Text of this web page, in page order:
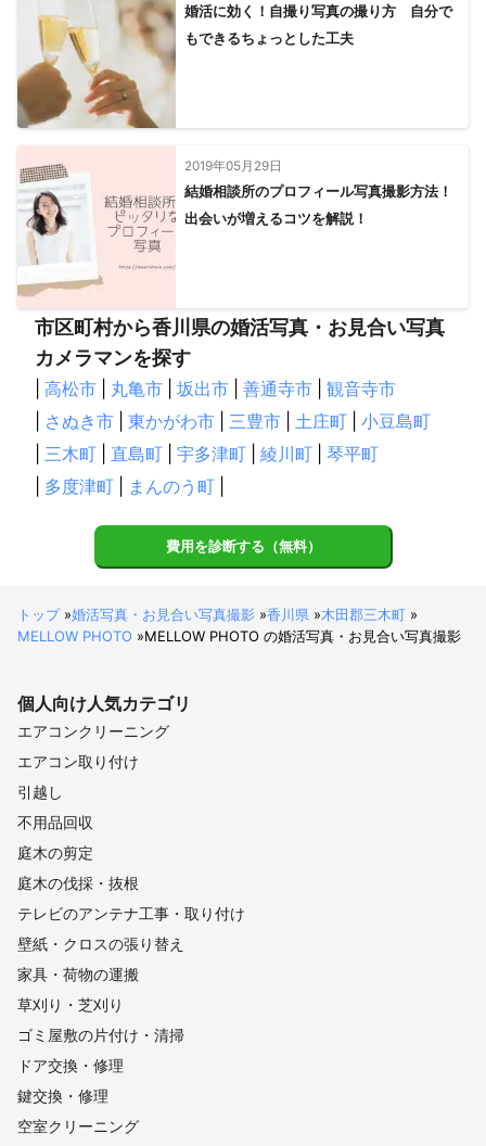
婚活に効く！自撮り写真の撮り方 自分で
もできるちょっとした工夫
2019年05月29日
結婚相談所のプロフィール写真撮影方法！
出会いが増えるコツを解説！
市区町村から香川県の婚活写真・お見合い写真
カメラマンを探す
高松市 丸亀市 坂出市 善通寺市
観音寺市
さぬき市 東かがわ市 三豊市 土庄町
小豆島町
三木町 直島町 宇多津町 綾川町
琴平町
多度津町 まんのう町
費用を診断する（無料）
トップ»婚活写真・お見合い写真撮影 »香川県 »木田郡三木町 »
MELLOW PHOTO »MELLOW PHOTO の婚活写真・お見合い写真撮影
個人向け人気カテゴリ
エアコンクリーニング
エアコン取り付け
引越し
不用品回収
庭木の剪定
庭木の伐採・抜根
テレビのアンテナ工事・取り付け
壁紙・クロスの張り替え
家具・荷物の運搬
草刈り・芝刈り
ゴミ屋敷の片付け・清掃
ドア交換・修理
鍵交換・修理
空室クリーニング